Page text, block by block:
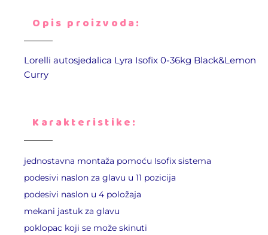
Opis proizvoda:
Lorelli autosjedalica Lyra Isofix 0-36kg Black&Lemon
Curry
Karakteristike:
jednostavna montaža pomoću Isofix sistema
podesivi naslon za glavu u 11 pozicija
podesivi naslon u 4 položaja
mekani jastuk za glavu
poklopac koji se može skinuti